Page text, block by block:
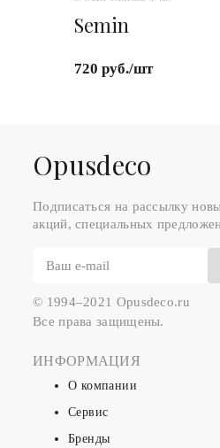
Semin
720 руб./шт
Оpusdeco
Подписаться на рассылку
акций, специальных
© 1994–2021 Opusdeco.ru
Все права защищены.
ИНФОРМАЦИЯ
О компании
Сервис
Бренды